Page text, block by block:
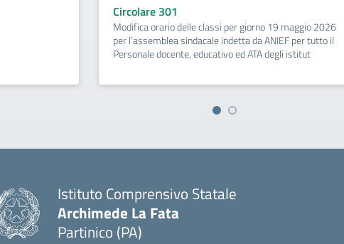
Circolare 301
Modifica orario delle classi per giorno 19 maggio 2026
per l’assemblea sindacale indetta da ANIEF per tutto il
Personale docente, educativo ed ATA degli istitut
Istituto Comprensivo Statale
Archimede La Fata
Partinico (PA)